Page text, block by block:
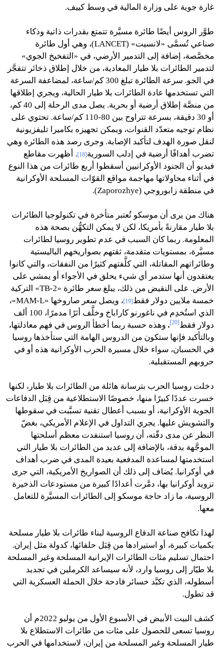
غارة جوية على وزارة المالية في وسط كييف.
طوَّر الروس أيضًا طائرة مسيَّرة تتمتع بقدرات ذاتية وذكاء
صناعي تُسمَّى «لانسيت» (LANCET)، وهي أول طائرة
مخصَّصة، إضافة إلى التدمير الأرضي، في «التفخيخ الجوي»
لتدمير الطائرات بلا طيار المعادية، من خلال إطلاق ذخائر تتفجَّر
في الجو. سرعة الطائرة تبلغ 300 كم/ساعة، لمضاعفة السرعة
التي تستخدمها عادة الطائرات بلا طيار الحالية، ويجري إطلاقها
من منصَّة إطلاق أرضية أو بحرية. يصل مدى الرحلة إلى 40 كم،
أو 30 دقيقة، بسرعة تتراوح بين 80-110 كم/ساعة. تحتوي على
نظام توجيه متعدّد القنوات، ويمكن تجهيزه بكاميرا تليفزيونية
لنقل صورة الهدف لتأكيد الإصابة. وجرى رصد هذه الطائرة وهي
تضرب أهدافًا أرضية في إدلب السورية[18]
. أظهرت مقاطع
فيديو أن الجنود الأوكرانيين أسقطوا أربع طائرات من هذا النوع
في أثناء محاولاتها مهاجمة مواقع القوّات المسلحة الأوكرانية
في منطقة زابوروجي (Zaporozhye).
هناك من يرى أن موسكو تُعتبر متأخرة في تكنولوجيا الطائرات
بلا طيار مقارنةً بأمريكا، لكن لا يمكن التكهُّن بصحة هذه
المعلومة. ربما كان السبب في عدم تطوير روسيا لطائرات
مسيَّرة، بمستويات متقدمة، ثقتهم بصواريخهم الباليستية
وطائراتهم المقاتلة، التي كلَّفتهم كثيرًا من النفقات، والتي كانوا
يعتقدون أنها ستدمر أي شيء يحلق في الأجواء أو يمشي على
الأرض. على النقيض من ذلك، يبلغ سعر طائرة «TB-2» التركية
خمسة ملايين دولار فقط[19]
، ويصل سعر صاروخها «MAM-L»،
الذي استُخدِم في ناغورنو كاراباخ وخلَّف أثرًا مدمرًا، 100 ألف
دولار فقط [20]
. وهذه حسبة ربما أخطأ الروس في فهم معادلتها،
وبالتأكيد فإنها ستكون من الدروس الهامة التي ستأخذها روسيا
في الحسبان، سواء خلال مسيرة الحرب الأوكرانية هذه أو في
حروبهم المستقبلية.
دخلت روسيا الحرب بترسانة هائلة من الطائرات بلا طيار، لكنها
خسرت عددًا كبيرًا منها، خصوصًا الاستطلاعية من قِبَل الدفاعات
الجوية الأوكرانية، أو بسبب أعطال تقنية تسبَّبت في سقوطها
والتشويش عليها. يجري التداول في الإعلام الأمريكي، بغضّ
النظر عن مدى دقّته، أن روسيا استنفدت معظم أسلحتها
الموجَّهة بدقة، بالإضافة إلى عديد من الطائرات بلا طيار التي
استخدمتها لمساعدة المدفعية بعيدة المدى في ضرب أهداف
في أوكرانيا. يُضاف إلى ذلك أن الصواريخ الأمريكية، التي جرى
تزويد أوكرانيا بها، دمَّرت أعدادًا كبيرة من مستودعات الذخيرة
الروسية، ما زاد حاجة موسكو إلى الطائرات المسيَّرة للتعامل
معها.
لهذا تكافح صناعة الدفاع الروسية لبناء طائرات بلا طيار مسلحة
بكميات كبيرة، أو استيرادها من قِبَل حلفائها، كدولة مثل إيران.
احتمال تسليم مئات الطائرات الإيرانية المسلحة وغير المسلحة
بلا طيّار إلى روسيا وارد، لأنه سيساعد الكرملين في تجديد
أسطوله، الذي تكبَّد خسائر فادحة خلال الحملة العسكرية التي
قد تطول.
كشف البيت الأبيض في الأسبوع الأول من يوليو 2022م أن
روسيا تسعى للحصول على مئات من طائرات الاستطلاع بلا
طيار المسلحة وغير المسلحة من إيران، لاستخدامها في الحرب